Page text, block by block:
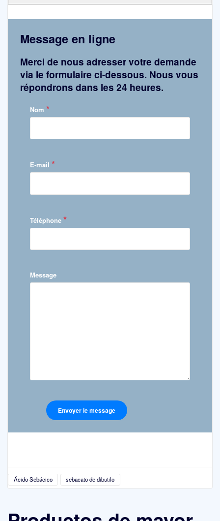
Message en ligne
Merci de nous adresser votre demande
via le formulaire ci-dessous. Nous vous
répondrons dans les 24 heures.
Nom *
E-mail *
Téléphone *
Message
Ácido Sebácico sebacato de dibutilo